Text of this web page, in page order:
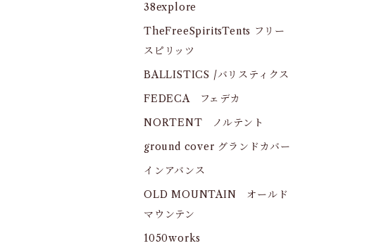
38explore
TheFreeSpiritsTents フリー
スピリッツ
BALLISTICS /バリスティクス
FEDECA フェデカ
NORTENT ノルテント
ground cover グランドカバー
インアバンス
OLD MOUNTAIN オールド
マウンテン
1050works